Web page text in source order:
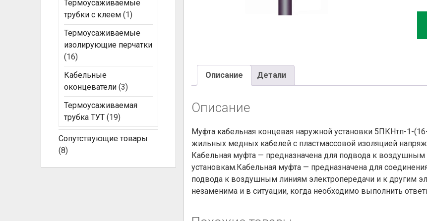
Описание Детали
Описание
Муфта кабельная концевая наружной установки 5ПКНтп-1-
жильных медных кабелей с пластмассовой изоляцией
Кабельная муфта — предназначена для подвода к
установкам.Кабельная муфта — предназначена для
подвода к воздушным линиям электропередачи и к другим
незаменима и в ситуации, когда необходимо выполнить
Термоусаживаемые
трубки с клеем (1)
Термоусаживаемые
изолирующие перчатки
(16)
Кабельные
оконцеватели (3)
Термоусаживаемая
трубка ТУТ (19)
Сопутствующие товары
(8)